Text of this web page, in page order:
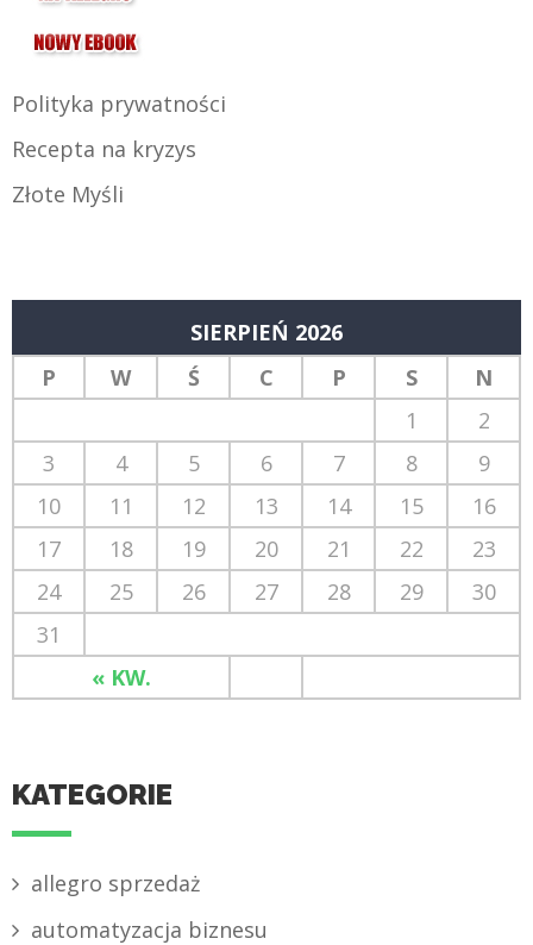
Polityka prywatności
Recepta na kryzys
Złote Myśli
SIERPIEŃ 2026
P
W Ś C P S N
« KW.
1
2
3
4 5 6 7 8
9
10
11 12 13 14 15
16
17
18 19 20 21 22
23
24
25 26 27 28 29
30
31
KATEGORIE
allegro sprzedaż
automatyzacja biznesu